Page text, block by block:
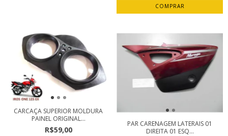
CARCAÇA SUPERIOR MOLDURA
PAINEL ORIGINAL...
R$59,00
PAR CARENAGEM LATERAIS 01
DIREITA 01 ESQ...